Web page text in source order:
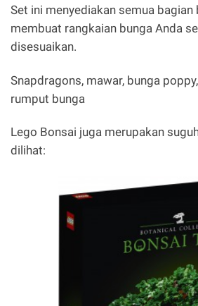
Set ini menyediakan semua bagian
membuat rangkaian bunga Anda
disesuaikan.
Snapdragons, mawar, bunga
rumput bunga
Lego Bonsai juga merupakan
dilihat: